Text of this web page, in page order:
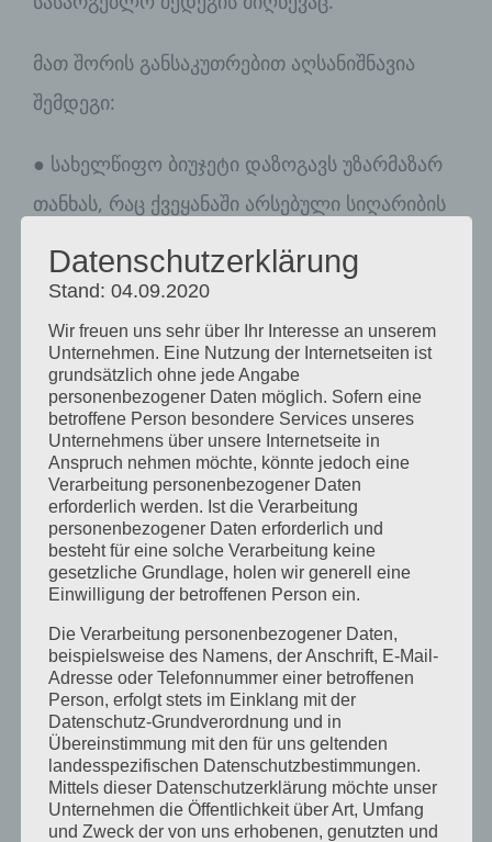
მათ შორის განსაკუთრებით აღსანიშნავია
შემდეგი:
● სახელწიფო ბიუჯეტი დაზოგავს უზარმაზარ
თანხას, რაც ქვეყანაში არსებული სიღარიბის
პირობებში საშურიც კია.
● ყველა საარჩევნო პროცედურა სრულდება
სმარტფონის, პლანშეტის ან სტაციონალური
კომპიუტერის ეკრანზე, რაც არის მოქნილი და
კომფორტული პროცესი არა მხოლოდ
ემიგრანტებისთვის, არამედ შშმ პირებისთვის
და სპეციალური სამსახურის
თანამშრომლებისთვის, რომ უპრობლემოდ
და დროის დაკარგვის გარეშე დააფიქსირონ
საკუთარი არჩევანი, თუნდაც სამუშაო დღეს.
● ხელს შეეწყობა ამომრჩევლის მეტ
ჩართულობას, მისი მობილურობიდან
გამომდინარე.
● განსაკუთრებით კარგად ერგება ქვეყნებს
Datenschutzerklärung
Stand: 04.09.2020
Wir freuen uns sehr über Ihr Interesse an unserem
Unternehmen. Eine Nutzung der Internetseiten ist
grundsätzlich ohne jede Angabe
personenbezogener Daten möglich. Sofern eine
betroffene Person besondere Services unseres
Unternehmens über unsere Internetseite in
Anspruch nehmen möchte, könnte jedoch eine
Verarbeitung personenbezogener Daten
erforderlich werden. Ist die Verarbeitung
personenbezogener Daten erforderlich und
besteht für eine solche Verarbeitung keine
gesetzliche Grundlage, holen wir generell eine
Einwilligung der betroffenen Person ein.
Die Verarbeitung personenbezogener Daten,
beispielsweise des Namens, der Anschrift, E-Mail-
Adresse oder Telefonnummer einer betroffenen
Person, erfolgt stets im Einklang mit der
Datenschutz-Grundverordnung und in
Übereinstimmung mit den für uns geltenden
landesspezifischen Datenschutzbestimmungen.
Mittels dieser Datenschutzerklärung möchte unser
Unternehmen die Öffentlichkeit über Art, Umfang
und Zweck der von uns erhobenen, genutzten und